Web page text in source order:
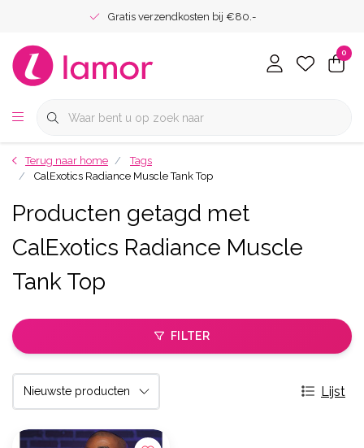
Gratis verzendkosten bij €80.-
0
Terug naar home
Tags
CalExotics Radiance Muscle Tank Top
Producten getagd met
CalExotics Radiance Muscle
Tank Top
FILTER
Lijst